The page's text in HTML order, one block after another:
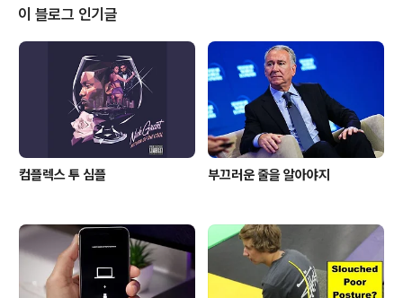
oard 키보드' 에 다크 백그라운드가 가능하게 해주는 트윅
3. LetMeSwitch(Free) - 서드-파티 키보드로 부터 메
뉴얼 키보드 선택이 가능하게 해주는 트윅 3. Proton($1.
99) - 음악 재생을 위한 인터페이스를 제공하는 트윅이다.
애플이 오디오 장인들을..
이 블로그 인기글
컴플렉스 투 심플 부끄러운 줄을 알아야지